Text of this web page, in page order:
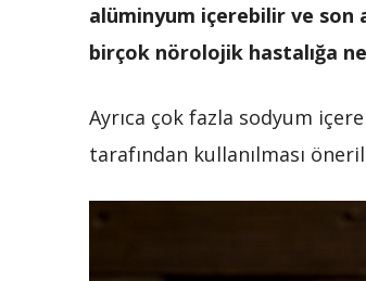
alüminyum içerebilir ve son
birçok nörolojik hastalığa
Ayrıca çok fazla sodyum
tarafından kullanılması